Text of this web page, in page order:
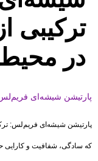
ترکیبی
در محیط
پارتیشن شیشه‌ای فریم‌لس:
پارتیشن شیشه‌ای فریم‌لس:
که سادگی، شفافیت و کارایی